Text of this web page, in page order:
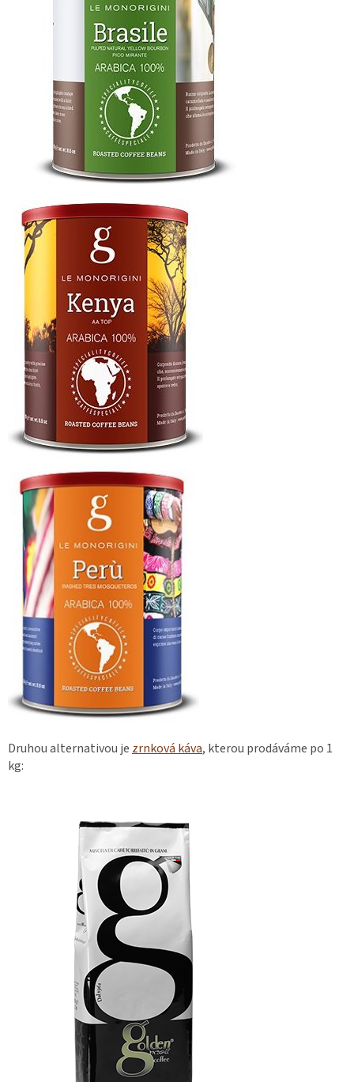
Druhou alternativou je zrnková káva, kterou prodáváme po 1
kg: